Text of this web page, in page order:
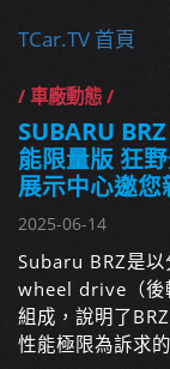
TCar.TV 首頁
/ 車廠動態 /
SUBARU
能限量版 狂
展示中心邀您
2025-06-14
Subaru BRZ是
wheel drive（後
組成，說明了
性能極限為訴求